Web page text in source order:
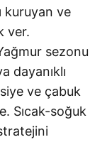
kuruyan ve
ver.
sezonu
dayanıklı
ve çabuk
Sıcak-soğuk